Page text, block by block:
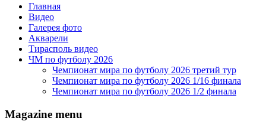
Главная
Видео
Галерея фото
Акварели
Тирасполь видео
ЧМ по футболу 2026
Чемпионат мира по футболу 2026 третий тур
Чемпионат мира по футболу 2026 1/16 финала
Чемпионат мира по футболу 2026 1/2 финала
Magazine menu